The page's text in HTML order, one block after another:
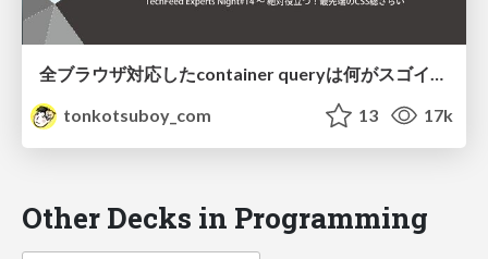
全ブラウザ対応したcontainer queryは何がスゴイのか？
tonkotsuboy_com
13 17k
Other Decks in Programming